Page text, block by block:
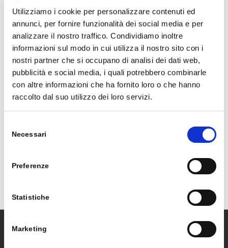
Utilizziamo i cookie per personalizzare contenuti ed
annunci, per fornire funzionalità dei social media e per
analizzare il nostro traffico. Condividiamo inoltre
informazioni sul modo in cui utilizza il nostro sito con i
nostri partner che si occupano di analisi dei dati web,
pubblicità e social media, i quali potrebbero combinarle
con altre informazioni che ha fornito loro o che hanno
raccolto dal suo utilizzo dei loro servizi.
delNecessari
Preferenze
Statistiche
Marketing
dilemma
On cloud vs on premise: cosa scegliere Spesso
mi capita di trovarmi di fronte a questo tipo di
domanda: meglio scegliere on cloud o on
premise? Di solito, nel mio caso, questa
domanda è legata a un nuovo progetto ERP con
Dynamics 365 Business Central, e una delle
prime cose che devono essere considerate è […]